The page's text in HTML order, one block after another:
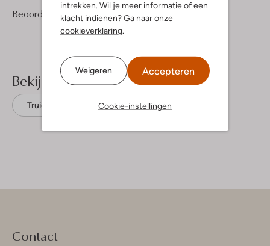
intrekken. Wil je meer informatie of een
klacht indienen? Ga naar onze
cookieverklaring
Weigeren Accepteren
Cookie-instellingen
Beoordelingen (2) 5
2
5
Sterren
Bekijk meer
Truien Selected Women
Contact